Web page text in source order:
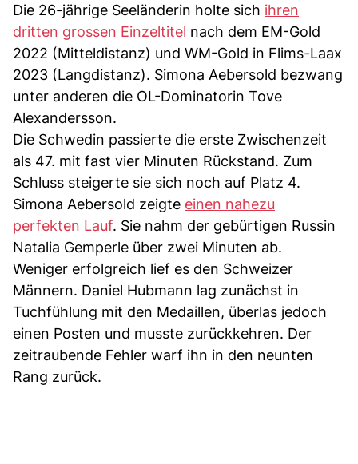
Die 26-jährige Seeländerin holte sich ihren
dritten grossen Einzeltitel nach dem EM-Gold
2022 (Mitteldistanz) und WM-Gold in Flims-Laax
2023 (Langdistanz). Simona Aebersold bezwang
unter anderen die OL-Dominatorin Tove
Alexandersson.
Die Schwedin passierte die erste Zwischenzeit
als 47. mit fast vier Minuten Rückstand. Zum
Schluss steigerte sie sich noch auf Platz 4.
Simona Aebersold zeigte einen nahezu
perfekten Lauf. Sie nahm der gebürtigen Russin
Natalia Gemperle über zwei Minuten ab.
Weniger erfolgreich lief es den Schweizer
Männern. Daniel Hubmann lag zunächst in
Tuchfühlung mit den Medaillen, überlas jedoch
einen Posten und musste zurückkehren. Der
zeitraubende Fehler warf ihn in den neunten
Rang zurück.